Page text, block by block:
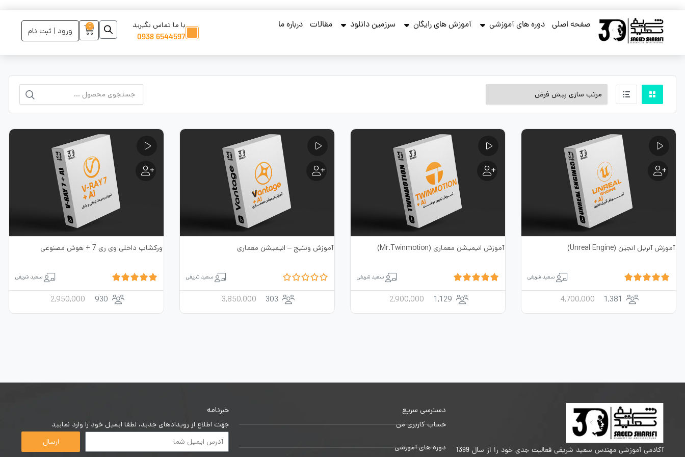
صفحه اصلی دوره های آموزشی آموزش های رایگان سرزمین دانلود مقالات درباره ما ورود | ثبت نام 0 با ما تماس بگیرید
6544597 0938
آموزش آنریل انجین (Unreal Engine)
سعید شریفی
1,381
4,700,000
آموزش انیمیشن معماری (Mr.Twinmotion)
سعید شریفی
1,129
2,900,000
آموزش ونتیج – انیمیشن معماری
سعید شریفی
303
3,850,000
ورکشاپ داخلی وی ری 7 + هوش مصنوعی
سعید شریفی
930
2,950,000
آکادمی آموزشی مهندس سعید شریفی فعالیت جدی خود را از سال 1399
دسترسی سریع
حساب کاربری من
دوره های آموزشی
خبرنامه
جهت اطلاع از رویدادهای جدید، لطفا ایمیل خود را وارد نمایید
ارسال